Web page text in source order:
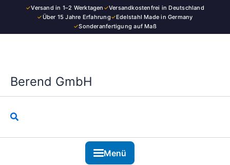
✓Versand in 1–2 Werktagen ✓Versandkostenfrei in Deutschland
✓Über 15 Jahre Erfahrung✓Edelstahl Made in Germany
✓Sonderanfertigung auf Maß
Berend GmbH
Suchen
Menü
Kategorie